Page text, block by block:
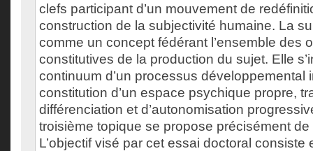
clefs participant d’un mouvement de
construction de la subjectivité humaine. La
comme un concept fédérant l’ensemble des
constitutives de la production du sujet. Elle
continuum d’un processus développemental
constitution d’un espace psychique propre,
différenciation et d’autonomisation
troisième topique se propose précisément
L’objectif visé par cet essai doctoral consiste